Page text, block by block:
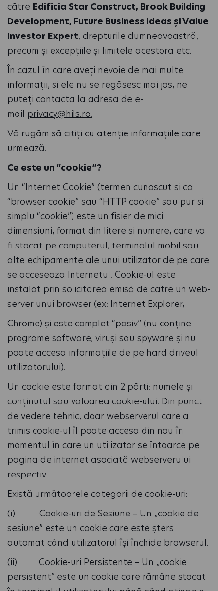
către Edificia Star Construct, Brook Building
Development, Future Business Ideas și Value
Investor Expert, drepturile dumneavoastră,
precum și excepțiile și limitele acestora etc.
În cazul în care aveți nevoie de mai multe
informații, și ele nu se regăsesc mai jos, ne
puteți contacta la adresa de e-
mail privacy@hils.ro.
Vă rugăm să citiți cu atenție informațiile care
urmează.
Ce este un “cookie”?
Un “Internet Cookie” (termen cunoscut si ca
“browser cookie” sau “HTTP cookie” sau pur si
simplu “cookie”) este un fisier de mici
dimensiuni, format din litere si numere, care va
fi stocat pe computerul, terminalul mobil sau
alte echipamente ale unui utilizator de pe care
se acceseaza Internetul. Cookie-ul este
instalat prin solicitarea emisă de catre un web-
server unui browser (ex: Internet Explorer,
Chrome) și este complet “pasiv” (nu conține
programe software, viruși sau spyware și nu
poate accesa informațiile de pe hard driveul
utilizatorului).
Un cookie este format din 2 părți: numele și
conținutul sau valoarea cookie-ului. Din punct
de vedere tehnic, doar webserverul care a
trimis cookie-ul îl poate accesa din nou în
momentul în care un utilizator se întoarce pe
pagina de internet asociată webserverului
respectiv.
Există următoarele categorii de cookie-uri:
(i) Cookie-uri de Sesiune – Un „cookie de
sesiune” este un cookie care este șters
automat când utilizatorul își închide browserul.
(ii) Cookie-uri Persistente – Un „cookie
persistent” este un cookie care rămâne stocat